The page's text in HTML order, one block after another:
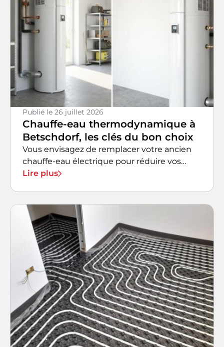
Publié le 26 juillet 2026
Chauffe-eau thermodynamique à
Betschdorf, les clés du bon choix
Vous envisagez de remplacer votre ancien
chauffe-eau électrique pour réduire vos
factures d'énergie ?
Lire plus